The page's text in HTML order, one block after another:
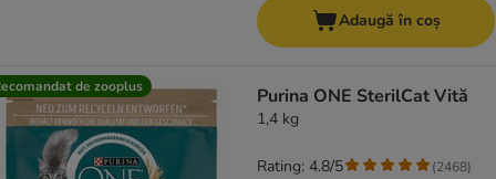
Adaugă în coș
de zooplus Purina ONE SterilCat Vită
1,4 kg
Rating: 4.8/5 (2468)